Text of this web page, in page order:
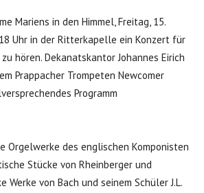
Mariens in den Himmel, Freitag, 15.
Uhr in der Ritterkapelle ein Konzert für
hören. Dekanatskantor Johannes Eirich
Prappacher Trompeten Newcomer
Programm
Orgelwerke des englischen Komponisten
Stücke von Rheinberger und
Werke von Bach und seinem Schüler J.L.